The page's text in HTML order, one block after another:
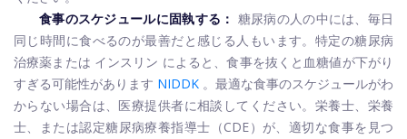
食事のスケジュールに固執する： 糖尿病の人の中には、毎日
同じ時間に食べるのが最善だと感じる人もいます。特定の糖尿病
治療薬または インスリン によると、食事を抜くと血糖値が下がり
すぎる可能性があります NIDDK 。最適な食事のスケジュールがわ
からない場合は、医療提供者に相談してください。栄養士、栄養
士、または認定糖尿病療養指導士（CDE）が、適切な食事を見つ